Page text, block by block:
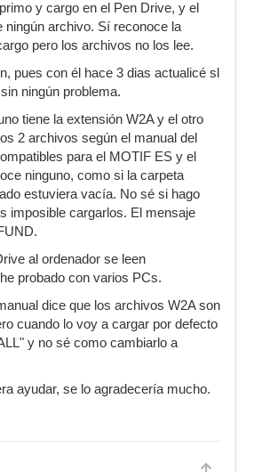
y cargo en el Pen Drive, y el
ningún archivo. Sí reconoce la
pero los archivos no los lee.
pues con él hace 3 dias actualicé sl
ningún problema.
tiene la extensión W2A y el otro
2 archivos según el manual del
para el MOTIF ES y el
ninguno, como si la carpeta
estuviera vacía. No sé si hago
imposible cargarlos. El mensaje
al ordenador se leen
probado con varios PCs.
dice que los archivos W2A son
cuando lo voy a cargar por defecto
y no sé como cambiarlo a
ayudar, se lo agradecería mucho.